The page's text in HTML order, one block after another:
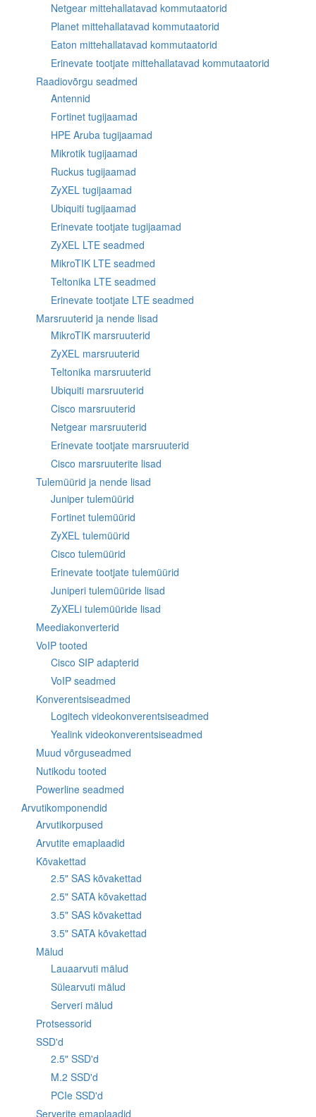
Netgear mittehallatavad kommutaatorid
Planet mittehallatavad kommutaatorid
Eaton mittehallatavad kommutaatorid
Erinevate tootjate mittehallatavad kommutaatorid
Raadiovõrgu seadmed
Antennid
Fortinet tugijaamad
HPE Aruba tugijaamad
Mikrotik tugijaamad
Ruckus tugijaamad
ZyXEL tugijaamad
Ubiquiti tugijaamad
Erinevate tootjate tugijaamad
ZyXEL LTE seadmed
MikroTIK LTE seadmed
Teltonika LTE seadmed
Erinevate tootjate LTE seadmed
Marsruuterid ja nende lisad
MikroTIK marsruuterid
ZyXEL marsruuterid
Teltonika marsruuterid
Ubiquiti marsruuterid
Cisco marsruuterid
Netgear marsruuterid
Erinevate tootjate marsruuterid
Cisco marsruuterite lisad
Tulemüürid ja nende lisad
Juniper tulemüürid
Fortinet tulemüürid
ZyXEL tulemüürid
Cisco tulemüürid
Erinevate tootjate tulemüürid
Juniperi tulemüüride lisad
ZyXELi tulemüüride lisad
Meediakonverterid
VoIP tooted
Cisco SIP adapterid
VoIP seadmed
Konverentsiseadmed
Logitech videokonverentsiseadmed
Yealink videokonverentsiseadmed
Muud võrguseadmed
Nutikodu tooted
Powerline seadmed
Arvutikomponendid
Arvutikorpused
Arvutite emaplaadid
Kõvakettad
2.5" SAS kõvakettad
2.5" SATA kõvakettad
3.5" SAS kõvakettad
3.5" SATA kõvakettad
Mälud
Lauaarvuti mälud
Sülearvuti mälud
Serveri mälud
Protsessorid
SSD'd
2.5" SSD'd
M.2 SSD'd
PCIe SSD'd
Serverite emaplaadid